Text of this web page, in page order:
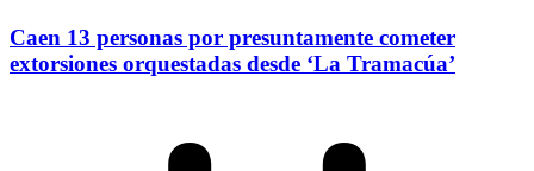
Caen 13 personas por presuntamente cometer
extorsiones orquestadas desde ‘La Tramacúa’